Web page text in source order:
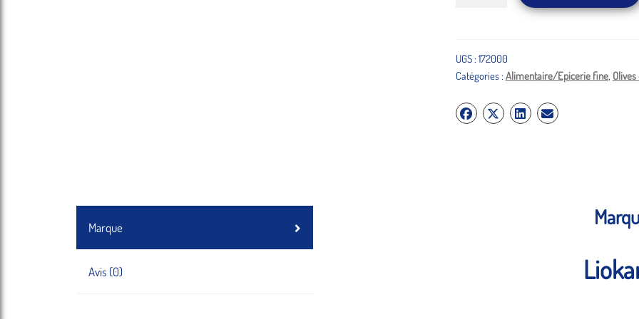
olives
noires
Throuba
UGS : 172000
Catégories : Alimentaire/Epicerie fine,
Marque
Avis (0)